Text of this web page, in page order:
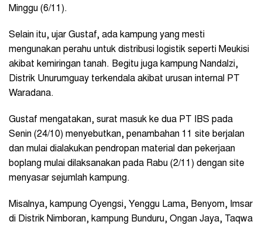
Minggu (6/11).
Selain itu, ujar Gustaf, ada kampung yang mesti
mengunakan perahu untuk distribusi logistik seperti Meukisi
akibat kemiringan tanah. Begitu juga kampung Nandalzi,
Distrik Unurumguay terkendala akibat urusan internal PT
Waradana.
Gustaf mengatakan, surat masuk ke dua PT IBS pada
Senin (24/10) menyebutkan, penambahan 11 site berjalan
dan mulai dialakukan pendropan material dan pekerjaan
boplang mulai dilaksanakan pada Rabu (2/11) dengan site
menyasar sejumlah kampung.
Misalnya, kampung Oyengsi, Yenggu Lama, Benyom, Imsar
di Distrik Nimboran, kampung Bunduru, Ongan Jaya, Taqwa